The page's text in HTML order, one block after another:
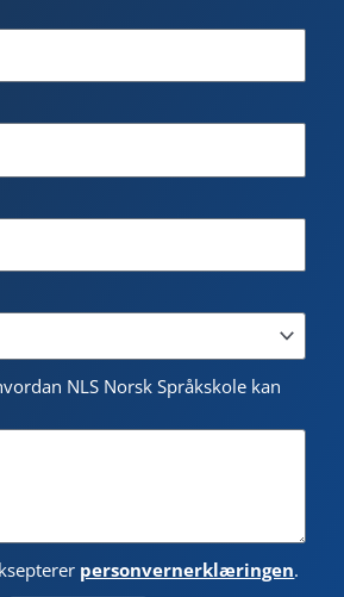
NLS Norsk Språkskole kan
personvernerklæringen.